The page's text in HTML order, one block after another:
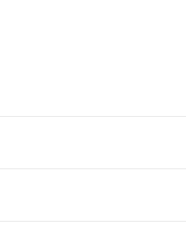
Emballage